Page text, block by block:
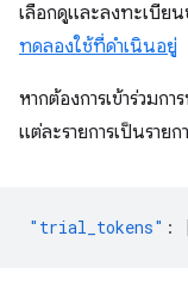
เลือกดูและลงทะเบีย
ทดลองใช้ที่ดำเนินอยู่
หากต้องการเข้าร่วมก
แต่ละรายการเป็นรายก
"trial_tokens" :